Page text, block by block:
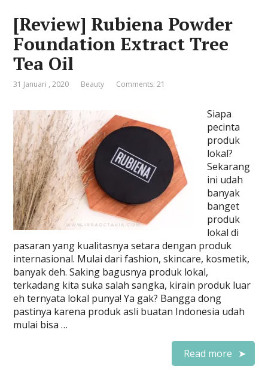
[Review] Rubiena Powder
Foundation Extract Tree
Tea Oil
31 Januari , 2020 Beauty Comments: 21
Siapa
pecinta
produk
lokal?
Sekarang
ini udah
banyak
banget
produk
lokal di
pasaran yang kualitasnya setara dengan produk
internasional. Mulai dari fashion, skincare, kosmetik,
banyak deh. Saking bagusnya produk lokal,
terkadang kita suka salah sangka, kirain produk luar
eh ternyata lokal punya! Ya gak? Bangga dong
pastinya karena produk asli buatan Indonesia udah
mulai bisa …
Read more